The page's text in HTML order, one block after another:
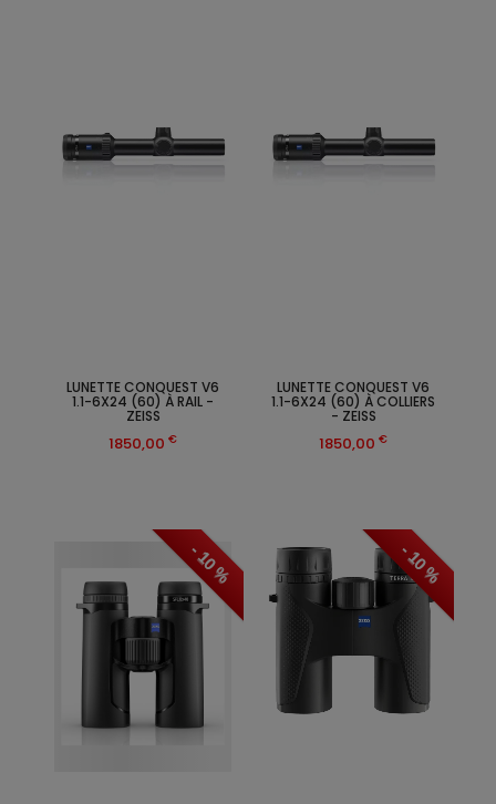
LUNETTE CONQUEST V6
1.1-6X24 (60) À RAIL -
ZEISS
1850,00 €
LUNETTE CONQUEST V6
1.1-6X24 (60) À COLLIERS
- ZEISS
1850,00 €
- 10 % - 10 %